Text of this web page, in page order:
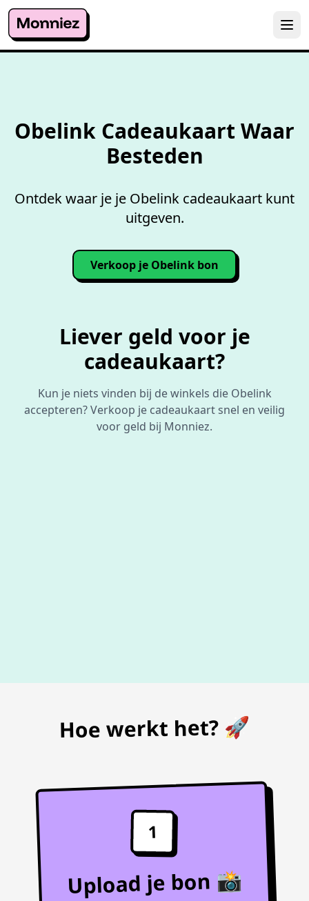
Obelink Cadeaukaart Waar
Besteden
Ontdek waar je je Obelink cadeaukaart kunt
uitgeven.
Verkoop je Obelink bon
Liever geld voor je
cadeaukaart?
Kun je niets vinden bij de winkels die Obelink
accepteren? Verkoop je cadeaukaart snel en veilig
voor geld bij Monniez.
Hoe werkt het? 🚀
1
Upload je bon 📸